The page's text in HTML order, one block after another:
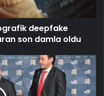
deepfake
son damla oldu